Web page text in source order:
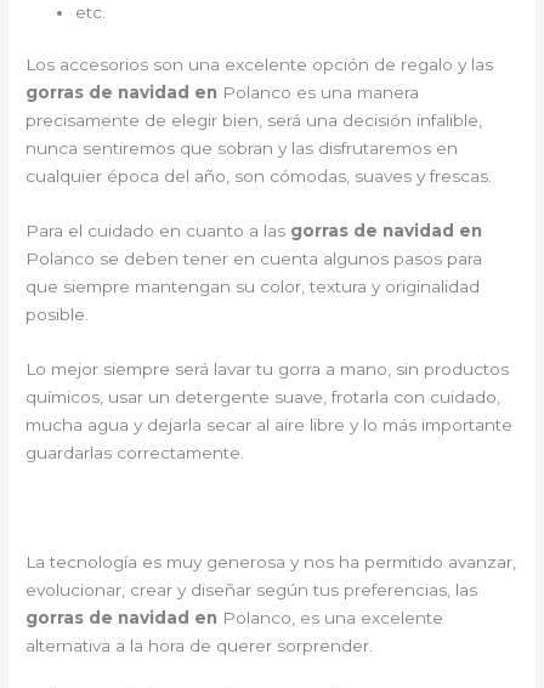
etc.
Los accesorios son una excelente opción de regalo y las
gorras de navidad en Polanco es una manera
precisamente de elegir bien, será una decisión infalible,
nunca sentiremos que sobran y las disfrutaremos en
cualquier época del año, son cómodas, suaves y frescas.
Para el cuidado en cuanto a las gorras de navidad en
Polanco se deben tener en cuenta algunos pasos para
que siempre mantengan su color, textura y originalidad
posible.
Lo mejor siempre será lavar tu gorra a mano, sin productos
químicos, usar un detergente suave, frotarla con cuidado,
mucha agua y dejarla secar al aire libre y lo más importante
guardarlas correctamente.
La tecnología es muy generosa y nos ha permitido avanzar,
evolucionar, crear y diseñar según tus preferencias, las
gorras de navidad en Polanco, es una excelente
alternativa a la hora de querer sorprender.